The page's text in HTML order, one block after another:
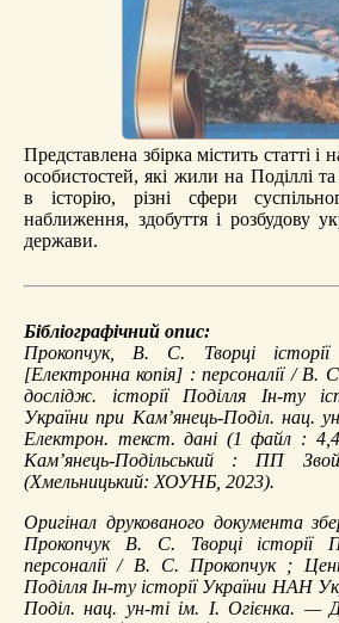
Представлена збірка містить статті
особистостей, які жили на Поділлі
в історію, різні сфери
наближення, здобуття і розбудову
держави.
Бібліографічний опис:
Прокопчук, В. С. Творці
[Електронна копія] : персоналії /
дослідж. історії Поділля Ін-ту
України при Кам’янець-Поділ. нац.
Електрон. текст. дані (1 файл :
Кам’янець-Подільський : ПП
(Хмельницький: ХОУНБ, 2023).
Оригінал друкованого документа
Прокопчук В. С. Творці історії
персоналії / В. С. Прокопчук ;
Поділля Ін-ту історії України НАН
Поділ. нац. ун-ті ім. І. Огієнка. —